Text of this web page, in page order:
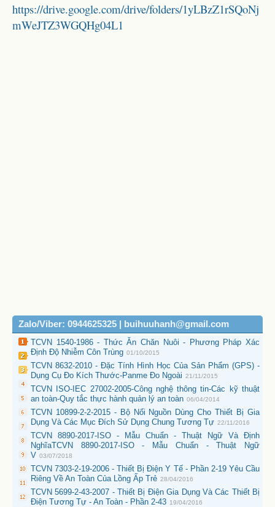
https://drive.google.com/drive/folders/1yLBzZ1rSQoNj
mWeJTZ3WGQHg04L1
Zalo/Viber: 0944625325 | buihuuhanh@gmail.com
TCVN 1540-1986 - Thức Ăn Chăn Nuôi - Phương Pháp Xác
Định Độ Nhiễm Côn Trùng 01/10/2015
TCVN 8632-2010 - Đặc Tính Hình Học Của Sản Phẩm (GPS) -
Dụng Cụ Đo Kích Thước-Panme Đo Ngoài 21/11/2015
TCVN ISO-IEC 27002-2005-Công nghệ thông tin-Các kỹ thuật
an toàn-Quy tắc thực hành quản lý an toàn 06/04/2014
TCVN 10899-2-2-2015 - Bộ Nối Nguồn Dùng Cho Thiết Bị Gia
Dụng Và Các Mục Đích Sử Dụng Chung Tương Tự 22/11/2016
TCVN 8890-2017-ISO - Mẫu Chuẩn - Thuật Ngữ Và Định
NghĩaTCVN 8890-2017-ISO - Mẫu Chuẩn - Thuật Ngữ
V 03/07/2018
TCVN 7303-2-19-2006 - Thiết Bị Điện Y Tế - Phần 2-19 Yêu Cầu
Riêng Về An Toàn Của Lồng Ấp Trẻ 28/04/2016
TCVN 5699-2-43-2007 - Thiết Bị Điện Gia Dụng Và Các Thiết Bị
Điện Tương Tự - An Toàn - Phần 2-43 19/04/2016